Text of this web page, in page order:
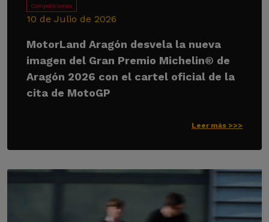
Competiciones
10 de Julio de 2026
MotorLand Aragón desvela la nueva
imagen del Gran Premio Michelin® de
Aragón 2026 con el cartel oficial de la
cita de MotoGP
Leer más >>>